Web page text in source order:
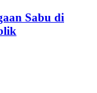
Sabu di